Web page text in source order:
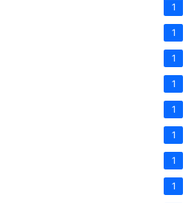
1
1
1
1
1
1
1
1